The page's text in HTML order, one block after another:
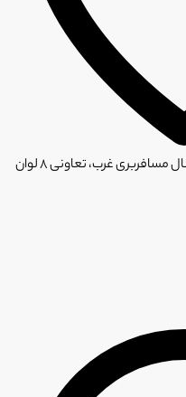
تهران، میدان آزادی، بلوار دانش، ترمینال مسافربری غرب، تعاونی ۸ لوان